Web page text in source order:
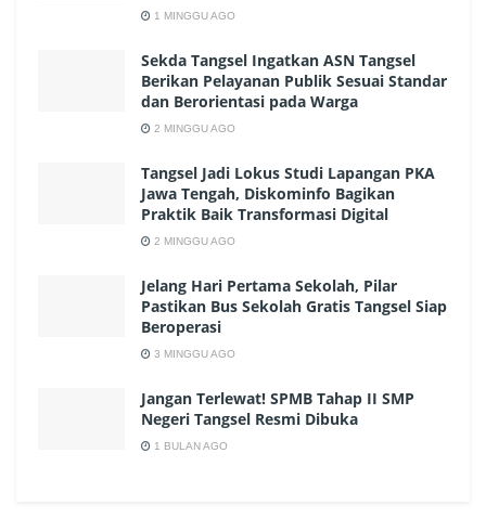
1 MINGGU AGO
Sekda Tangsel Ingatkan ASN Tangsel
Berikan Pelayanan Publik Sesuai Standar
dan Berorientasi pada Warga
2 MINGGU AGO
Tangsel Jadi Lokus Studi Lapangan PKA
Jawa Tengah, Diskominfo Bagikan
Praktik Baik Transformasi Digital
2 MINGGU AGO
Jelang Hari Pertama Sekolah, Pilar
Pastikan Bus Sekolah Gratis Tangsel Siap
Beroperasi
3 MINGGU AGO
Jangan Terlewat! SPMB Tahap II SMP
Negeri Tangsel Resmi Dibuka
1 BULAN AGO